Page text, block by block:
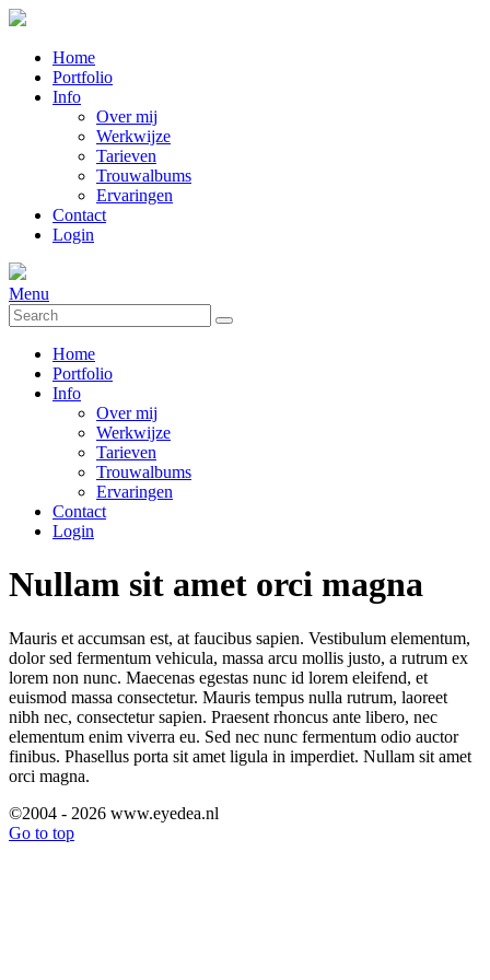
Home
Portfolio
Info
Over mij
Werkwijze
Tarieven
Trouwalbums
Ervaringen
Contact
Login
Menu
Home
Portfolio
Info
Over mij
Werkwijze
Tarieven
Trouwalbums
Ervaringen
Contact
Login
Nullam sit amet orci magna
Mauris et accumsan est, at faucibus sapien. Vestibulum elementum,
dolor sed fermentum vehicula, massa arcu mollis justo, a rutrum ex
lorem non nunc. Maecenas egestas nunc id lorem eleifend, et
euismod massa consectetur. Mauris tempus nulla rutrum, laoreet
nibh nec, consectetur sapien. Praesent rhoncus ante libero, nec
elementum enim viverra eu. Sed nec nunc fermentum odio auctor
finibus. Phasellus porta sit amet ligula in imperdiet. Nullam sit amet
orci magna.
©2004 - 2026 www.eyedea.nl
Go to top